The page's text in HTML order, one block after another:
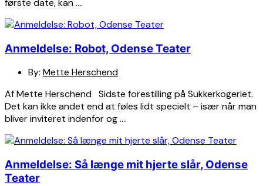
første date, kan ….
Anmeldelse: Robot, Odense Teater
By: Mette Herschend
Af Mette Herschend Sidste forestilling på Sukkerkogeriet.
Det kan ikke andet end at føles lidt specielt – især når man
bliver inviteret indenfor og ….
Anmeldelse: Så længe mit hjerte slår, Odense
Teater